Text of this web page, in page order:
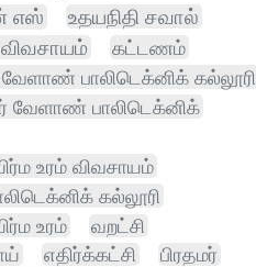
எஸ்
உதயநிதி சவால்
விவசாயம்
கட்டணம்
பாலிடெக்னிக் கல்லூரி
வேளாண் பாலிடெக்னிக்
உரம் விவசாயம்
கல்லூரி
உரம்
வறட்சி
எதிர்க்கட்சி
பிரதமர்